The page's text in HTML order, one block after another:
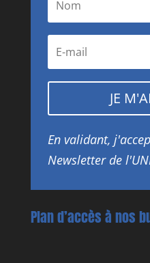
JE
En validant,
Newsletter de
Plan d’accès à nos